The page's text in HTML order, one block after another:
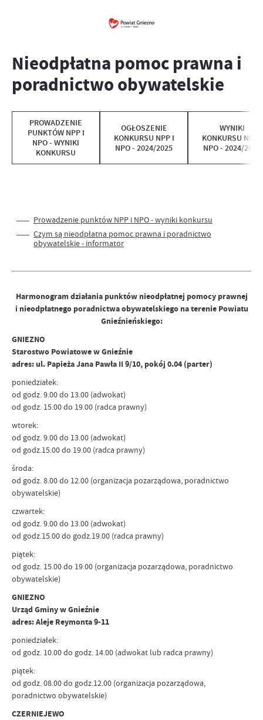
Nieodpłatna pomoc prawna i
poradnictwo obywatelskie
PROWADZENIE
PUNKTÓW NPP I
NPO - WYNIKI
KONKURSU
OGŁOSZENIE
KONKURSU NPP I
NPO - 2024/2025
WYNIKI
KONKURSU NPP I
NPO - 2024/2025
Prowadzenie punktów NPP i NPO - wyniki konkursu
Czym są nieodpłatna pomoc prawna i poradnictwo
obywatelskie - informator
Harmonogram działania punktów nieodpłatnej pomocy prawnej
i nieodpłatnego poradnictwa obywatelskiego na terenie Powiatu
Gnieźnieńskiego:
GNIEZNO
Starostwo Powiatowe w Gnieźnie
adres: ul. Papieża Jana Pawła II 9/10, pokój 0.04 (parter)
poniedziałek:
od godz. 9.00 do 13.00 (adwokat)
od godz. 15.00 do 19.00 (radca prawny)
wtorek:
od godz. 9.00 do 13.00 (adwokat)
od godz.15.00 do 19.00 (radca prawny)
środa:
od godz. 8.00 do 12.00 (organizacja pozarządowa, poradnictwo
obywatelskie)
czwartek:
od godz. 9.00 do 13.00 (adwokat)
od godz.15.00 do godz.19.00 (radca prawny)
piątek:
od godz. 15.00 do 19.00 (organizacja pozarządowa, poradnictwo
obywatelskie)
GNIEZNO
Urząd Gminy w Gnieźnie
adres: Aleje Reymonta 9-11
poniedziałek:
od godz. 10.00 do godz. 14.00 (adwokat lub radca prawny)
piątek:
od godz. 08.00 do godz.12.00 (organizacja pozarządowa,
poradnictwo obywatelskie)
CZERNIEJEWO